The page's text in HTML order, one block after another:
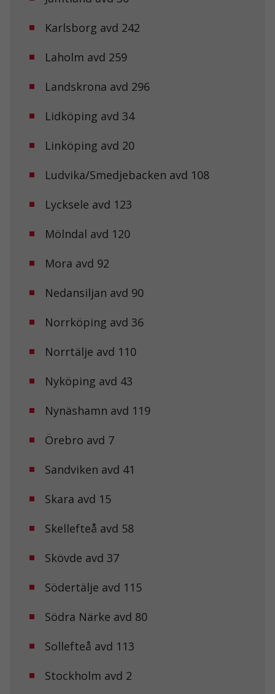
Karlsborg avd 242
Laholm avd 259
Landskrona avd 296
Lidköping avd 34
Linköping avd 20
Ludvika/Smedjebacken avd 108
Lycksele avd 123
Mölndal avd 120
Mora avd 92
Nedansiljan avd 90
Norrköping avd 36
Norrtälje avd 110
Nyköping avd 43
Nynäshamn avd 119
Örebro avd 7
Sandviken avd 41
Skara avd 15
Skellefteå avd 58
Skövde avd 37
Södertälje avd 115
Södra Närke avd 80
Sollefteå avd 113
Stockholm avd 2